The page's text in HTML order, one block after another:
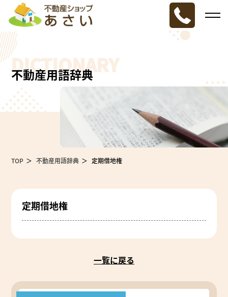
DICTIONARY
不動産用語辞典
TOP 不動産用語辞典 定期借地権
定期借地権
一覧に戻る